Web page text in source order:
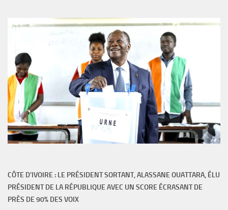
CÔTE D'IVOIRE : LE PRÉSIDENT SORTANT, ALASSANE OUATTARA, ÉLU
PRÉSIDENT DE LA RÉPUBLIQUE AVEC UN SCORE ÉCRASANT DE
PRÈS DE 90% DES VOIX